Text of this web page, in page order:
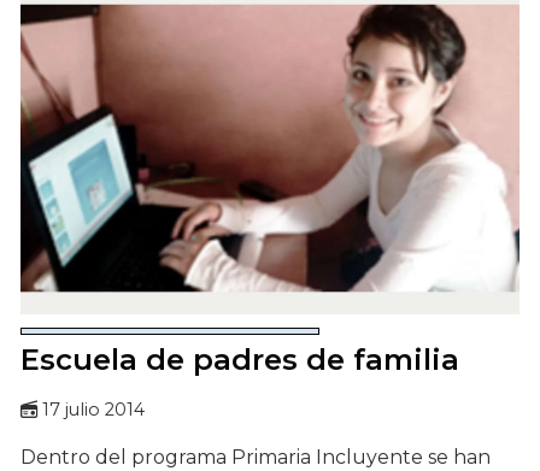
Escuela de padres de familia
17 julio 2014
Dentro del programa Primaria Incluyente se han